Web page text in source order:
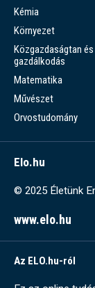
Kémia
Környezet
Közgazdaságtan és
gazdálkodás
Matematika
Művészet
Orvostudomány
Elo.hu
© 2025 Életünk
www.elo.hu
Az ELO.hu-ról